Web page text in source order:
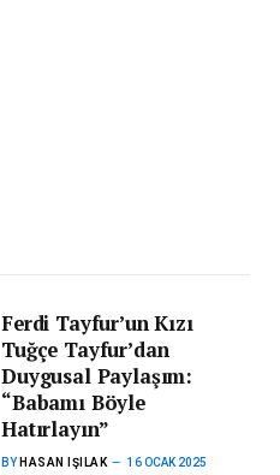
Ferdi Tayfur’un Kızı
Tuğçe Tayfur’dan
Duygusal Paylaşım:
“Babamı Böyle
Hatırlayın”
BY HASAN IŞILAK 16 OCAK 2025